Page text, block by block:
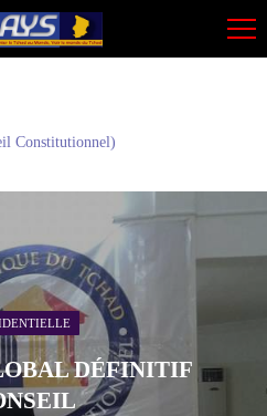
Constitutionnel)
DÉFINITIF